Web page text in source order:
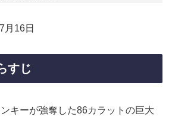
月16日
すじ
キーが強奪した86カラットの巨大